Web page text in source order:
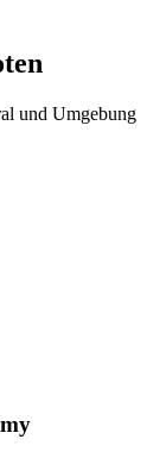
und Umgebung